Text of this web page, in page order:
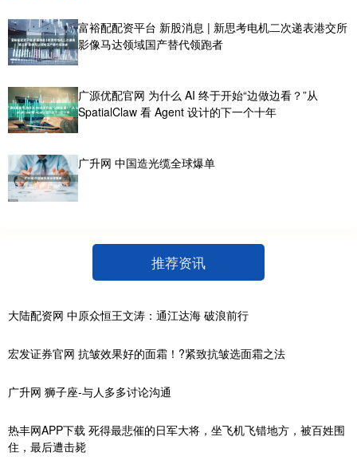
富裕配配资平台 新股消息 | 新思考电机二次递表港交所
影像马达领域国产替代领跑者
广源优配官网 为什么 AI 终于开始“边做边看？”从
SpatialClaw 看 Agent 设计的下一个十年
广升网 中国造光缆全球爆单
推荐资讯
大陆配资网 中原众恒王文涛：通江达海 破浪前行
宏发证券官网 抗皱效果好的面霜！?紧致抗皱选面霜之法
广升网 狮子座-与人多多讨论沟通
热丰网APP下载 死得最悲催的日军大将，坐飞机飞错地方，被百姓围
住，最后遭击毙